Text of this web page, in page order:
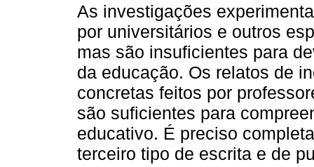
As investigações
por universitários e outros
mas são insuficientes para
da educação. Os relatos de
concretas feitos por
são suficientes para
educativo. É preciso
terceiro tipo de escrita e de